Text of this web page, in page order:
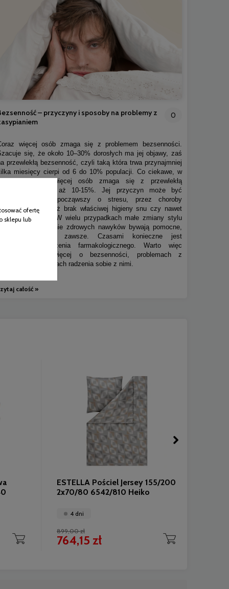
– przyczyny i sposoby na problemy z
0
więcej osób zmaga się z problemem bezsenności.
się, że około 10–30% dorosłych ma jej objawy, zaś
przewlekłą bezsenność, czyli taką która trwa przynajmniej
miesięcy cierpi od 6 do 10% populacji. Co ciekawe, w
Polsce jeszcze więcej osób zmaga się z przewlekłą
bezsennością, bo aż 10-15%. Jej przyczyn może być
naprawdę sporo, począwszy o stresu, przez choroby
czy też brak właściwej higieny snu czy nawet
dietę. W wielu przypadkach małe zmiany stylu
życia i wprowadzenie zdrowych nawyków bywają pomocne,
ale niestety nie zawsze. Czasami konieczne jest
wprowadzenie leczenia farmakologicznego. Warto więc
dowiedzieć się więcej o bezsenności, problemach z
zasypianie i sposobach radzenia sobie z nimi.
całość »
ESTELLA Pościel Jersey 155/200
2x70/80 6542/810 Heiko
4 dni
899,00 zł
764,15 zł
ofertę
sklepu lub